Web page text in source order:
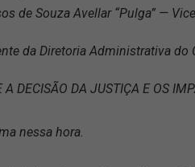
de Souza Avellar “Pulga” —
da Diretoria Administrativa do
A DECISÃO DA JUSTIÇA E OS
nessa hora.